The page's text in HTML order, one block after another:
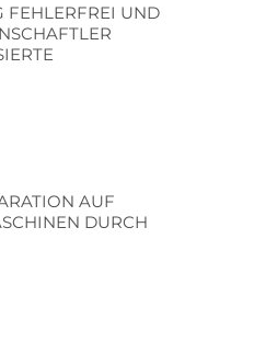
FEHLERFREI UND
AUF
DURCH